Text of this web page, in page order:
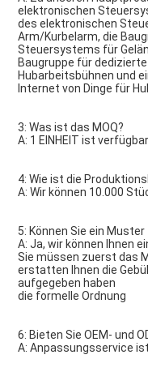
elektronischen
des elektronischen
Arm/Kurbelarm, die
Steuersystems für
Baugruppe für
Hubarbeitsbühnen und
Internet von Dinge für
3: Was ist das MOQ?
A: 1 EINHEIT ist
4: Wie ist die
A: Wir können 10.000
5: Können Sie ein
A: Ja, wir können Ihnen
Sie müssen zuerst das
erstatten Ihnen die
aufgegeben haben
die formelle Ordnung
6: Bieten Sie OEM- und
A: Anpassungsservice